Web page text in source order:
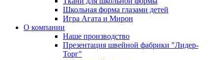
Школьная форма глазами детей
Игра Агата и Мирон
О компании
Наше производство
Презентация швейной фабрики "Лидер-
Торг"